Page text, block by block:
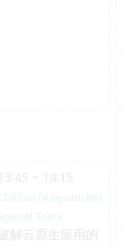
(Kaiyuanshe)
Track
解云原生应用的